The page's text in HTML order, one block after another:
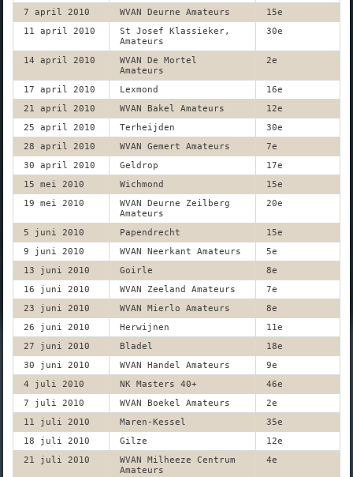
7 april 2010
WVAN Deurne Amateurs
15e
11 april 2010
St Josef Klassieker,
Amateurs
30e
14 april 2010
WVAN De Mortel
Amateurs
2e
17 april 2010 Lexmond
16e
21 april 2010
WVAN Bakel Amateurs
12e
25 april 2010
Terheijden
30e
28 april 2010
WVAN Gemert Amateurs
7e
30 april 2010
Geldrop
17e
15 mei 2010
Wichmond
15e
19 mei 2010
WVAN Deurne Zeilberg
Amateurs
20e
5 juni 2010 Papendrecht
15e
9 juni 2010
WVAN Neerkant Amateurs
5e
13 juni 2010
Goirle
8e
16 juni 2010
WVAN Zeeland Amateurs
7e
23 juni 2010
WVAN Mierlo Amateurs
8e
26 juni 2010
Herwijnen
11e
27 juni 2010
Bladel
18e
30 juni 2010
WVAN Handel Amateurs
9e
4 juli 2010
NK Masters 40+
46e
7 juli 2010
WVAN Boekel Amateurs
2e
11 juli 2010
Maren-Kessel
35e
18 juli 2010
Gilze
12e
21 juli 2010
WVAN Milheeze Centrum
Amateurs
4e